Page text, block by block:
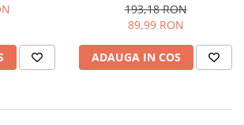
193,18 RON
89,99 RON
ADAUGA IN COS